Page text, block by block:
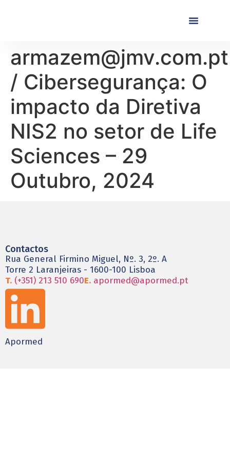
armazem@jmv.com.pt
/ Cibersegurança: O
impacto da Diretiva
NIS2 no setor de Life
Sciences – 29
Outubro, 2024
Contactos
Rua General Firmino Miguel, Nº. 3, 2º. A
Torre 2 Laranjeiras - 1600-100 Lisboa
T. (+351) 213 510 690E. apormed@apormed.pt
Apormed